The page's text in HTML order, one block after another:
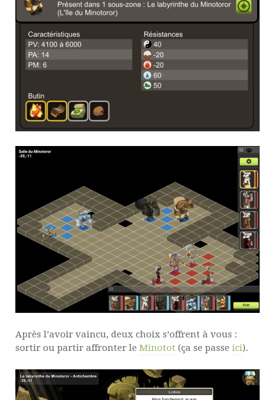
Après l’avoir vaincu, deux choix s’offrent à vous :
sortir ou partir affronter le Minotot (ça se passe ici).